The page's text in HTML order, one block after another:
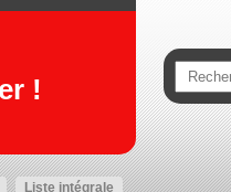
!
Liste intégrale